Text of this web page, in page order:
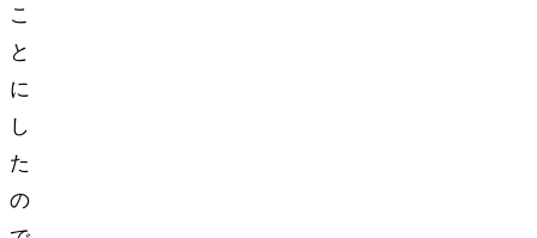
こ
と
に
し
た
の